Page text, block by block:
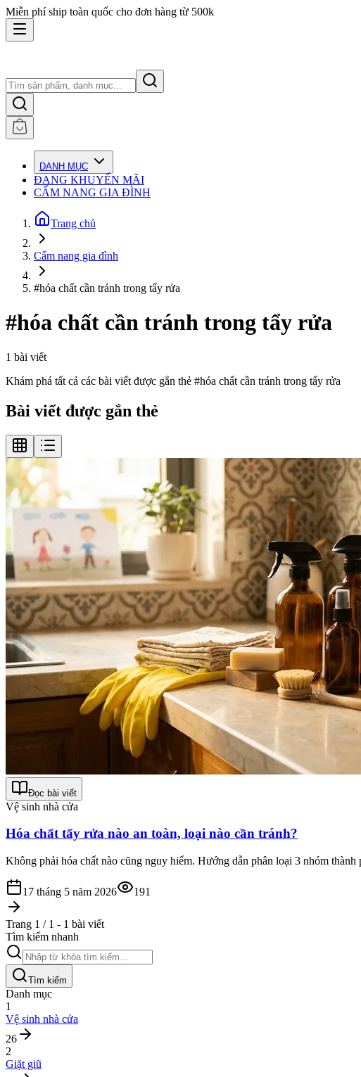
Miễn phí ship toàn quốc cho đơn hàng từ 500k
DANH MỤC
ĐANG KHUYẾN MÃI
CẨM NANG GIA ĐÌNH
Trang chủ
Cẩm nang gia đình
#hóa chất cần tránh trong tẩy rửa
#hóa chất cần tránh trong tẩy rửa
1 bài viết
Khám phá tất cả các bài viết được gắn thẻ #hóa chất cần tránh trong tẩy rửa
Bài viết được gắn thẻ
Đọc bài viết
Vệ sinh nhà cửa
Hóa chất tẩy rửa nào an toàn, loại nào cần tránh?
Không phải hóa chất nào cũng nguy hiểm. Hướng dẫn phân loại 3 nhóm
17 tháng 5 năm 2026 191
Trang 1 / 1 - 1 bài viết
Tìm kiếm nhanh
Tìm kiếm
Danh mục
1
Vệ sinh nhà cửa
26
2
Giặt giũ